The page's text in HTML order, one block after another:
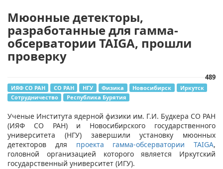
Мюонные детекторы,
разработанные для гамма-
обсерватории TAIGA, прошли
проверку
489
ИЯФ СО РАН СО РАН НГУ Физика Новосибирск
Иркутск
Сотрудничество
Республика Бурятия
​Ученые Института ядерной физики им. Г.И. Будкера СО РАН
(ИЯФ СО РАН) и Новосибирского государственного
университета (НГУ) завершили установку мюонных
детекторов для проекта гамма-обсерватории TAIGA,
головной организацией которого является Иркутский
государственный университет (ИГУ).